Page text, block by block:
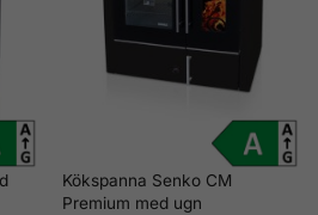
Kökspanna Senko CM
Premium med ugn